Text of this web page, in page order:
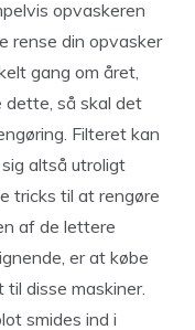
opvaskeren
rense din opvasker
gang om året,
dette, så skal det
Filteret kan
altså utroligt
tricks til at rengøre
af de lettere
er at købe
disse maskiner.
smides ind i